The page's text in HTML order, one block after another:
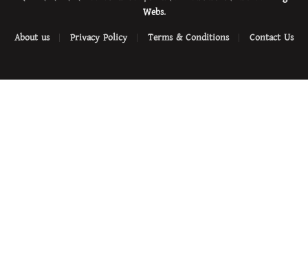
Webs.
About us
Privacy Policy Terms & Conditions Contact Us